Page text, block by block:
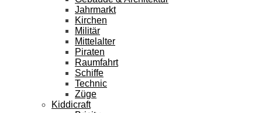
Jahrmarkt
Kirchen
Militär
Mittelalter
Piraten
Raumfahrt
Schiffe
Technic
Züge
Kiddicraft